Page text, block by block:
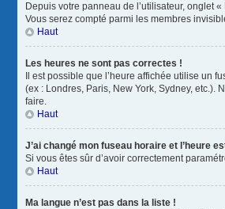
Depuis votre panneau de l’utilisateur, onglet
Vous serez compté parmi les membres
Haut
Les heures ne sont pas correctes !
Il est possible que l’heure affichée utilise un
(ex : Londres, Paris, New York, Sydney, etc.).
faire.
Haut
J’ai changé mon fuseau horaire et l’heure
Si vous êtes sûr d’avoir correctement
Haut
Ma langue n’est pas dans la liste !